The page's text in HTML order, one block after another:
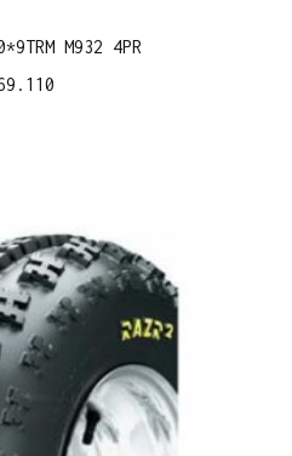
M932 4PR